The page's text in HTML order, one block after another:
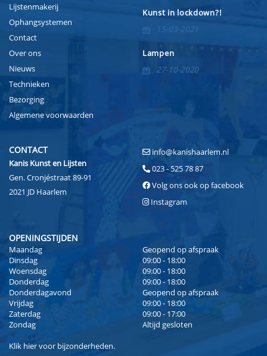
Lijstenmakerij
Ophangsystemen
Contact
Over ons
Nieuws
Technieken
Bezorging
Algemene voorwaarden
Kunst in lockdown?!
15-03-2021
Lampen
27-10-2020
CONTACT
Kanis Kunst en Lijsten
Gen. Cronjéstraat 89-91
2021 JD Haarlem
info@kanishaarlem.nl
023 - 525 78 87
Volg ons ook op facebook
Instagram
OPENINGSTIJDEN
Maandag
Geopend op afspraak
Dinsdag
09:00 - 18:00
Woensdag
09:00 - 18:00
Donderdag
09:00 - 18:00
Donderdagavond
Geopend op afspraak
Vrijdag
09:00 - 18:00
Zaterdag
09:00 - 17:00
Zondag
Altijd gesloten
Klik hiervoor bijzonderheden.